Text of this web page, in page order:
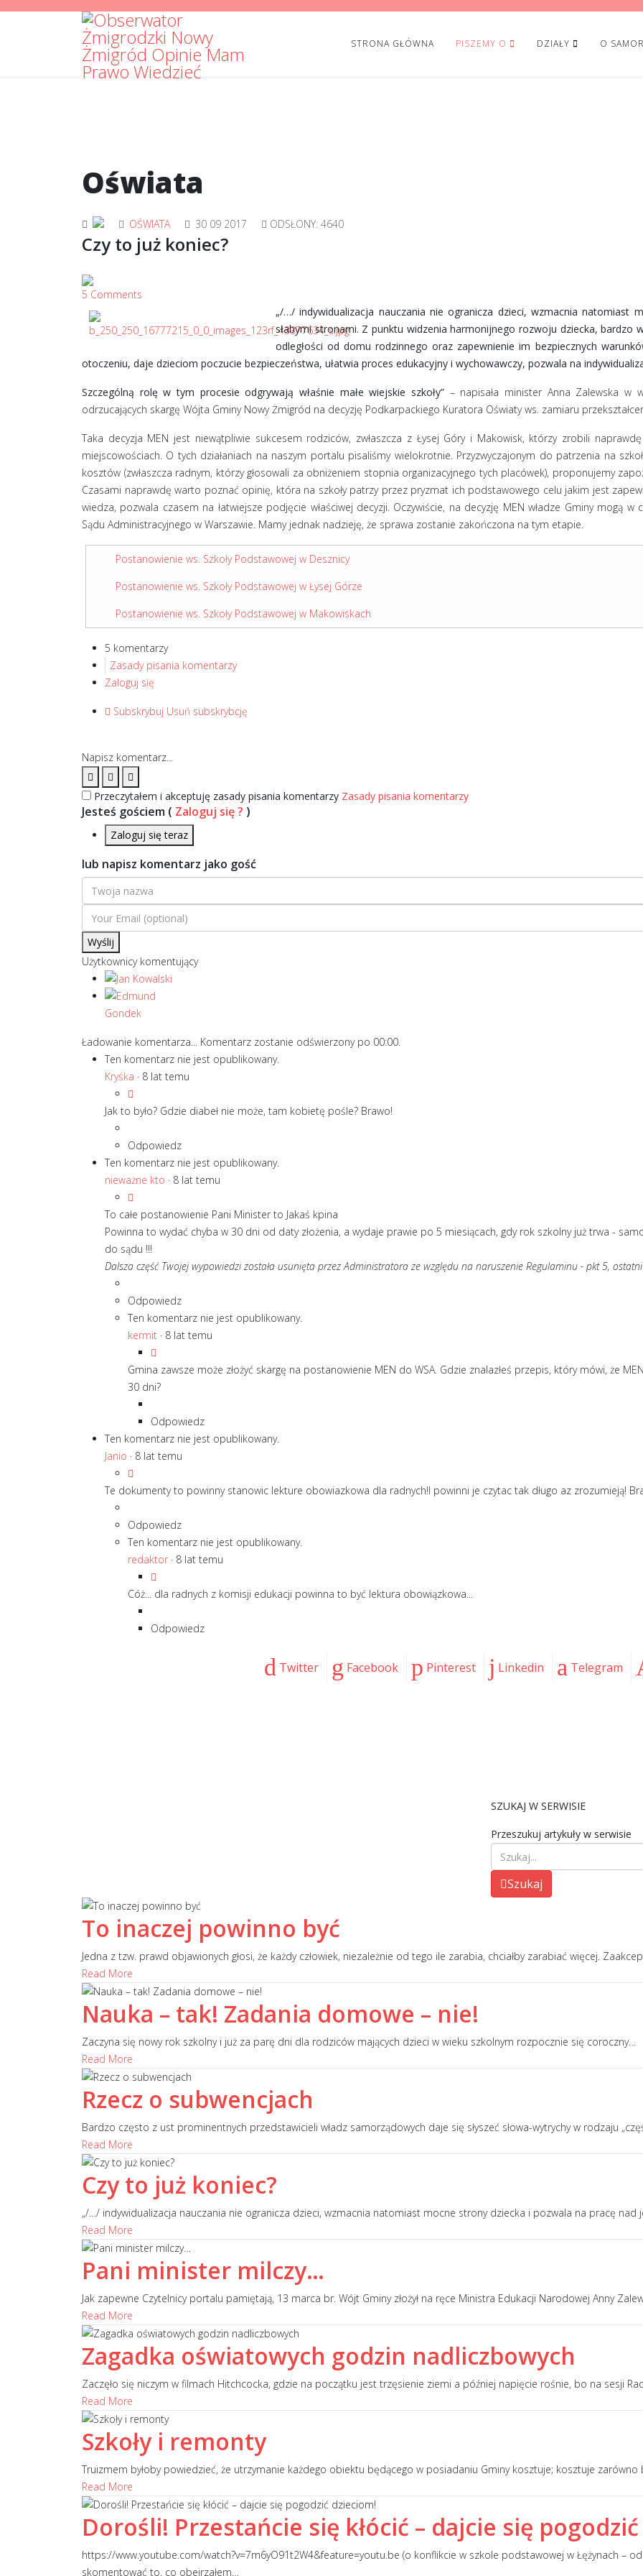
STRONA GŁÓWNA PISZEMY O DZIAŁY O
Oświata
OŚWIATA 30 09 2017 ODSŁONY: 4640
Czy to już koniec?
5 Comments
„/…/ indywidualizacja nauczania nie ogranicza dzieci, wzmacnia natomiast
słabymi stronami. Z punktu widzenia harmonijnego rozwoju dziecka, bardzo
odległości od domu rodzinnego oraz zapewnienie im bezpiecznych
otoczeniu, daje dzieciom poczucie bezpieczeństwa, ułatwia proces edukacyjny i wychowawczy, pozwala na
Szczególną rolę w tym procesie odgrywają właśnie małe wiejskie szkoły” – napisała minister Anna Zalewska w
odrzucających skargę Wójta Gminy Nowy Żmigród na decyzję Podkarpackiego Kuratora Oświaty ws. zamiaru
Taka decyzja MEN jest niewątpliwie sukcesem rodziców, zwłaszcza z Łysej Góry i Makowisk, którzy zrobili
miejscowościach. O tych działaniach na naszym portalu pisaliśmy wielokrotnie. Przyzwyczajonym do patrzenia na
kosztów (zwłaszcza radnym, którzy głosowali za obniżeniem stopnia organizacyjnego tych placówek), proponujemy
Czasami naprawdę warto poznać opinię, która na szkoły patrzy przez pryzmat ich podstawowego celu jakim jest
wiedza, pozwala czasem na łatwiejsze podjęcie właściwej decyzji. Oczywiście, na decyzję MEN władze Gminy mogą
Sądu Administracyjnego w Warszawie. Mamy jednak nadzieję, że sprawa zostanie zakończona na tym etapie.
Postanowienie ws. Szkoły Podstawowej w Desznicy
Postanowienie ws. Szkoły Podstawowej w Łysej Górze
Postanowienie ws. Szkoły Podstawowej w Makowiskach
5 komentarzy
Zasady pisania komentarzy
Zaloguj się
Subskrybuj Usuń subskrybcję
Napisz komentarz...
Przeczytałem i akceptuję zasady pisania komentarzy Zasady pisania komentarzy
Jesteś gościem ( Zaloguj się ? )
Zaloguj się teraz
lub napisz komentarz jako gość
Wyślij
Użytkownicy komentujący
Ładowanie komentarza... Komentarz zostanie odświerzony po 00:00.
Ten komentarz nie jest opublikowany.
Kryśka · 8 lat temu
Jak to było? Gdzie diabeł nie może, tam kobietę pośle? Brawo!
Odpowiedz
Ten komentarz nie jest opublikowany.
nieważne kto · 8 lat temu
To całe postanowienie Pani Minister to Jakaś kpina
Powinna to wydać chyba w 30 dni od daty złożenia, a wydaje prawie po 5 miesiącach, gdy rok szkolny już trwa -
do sądu !!!
Dalsza część Twojej wypowiedzi została usunięta przez Administratora ze względu na naruszenie Regulaminu - pkt 5,
Odpowiedz
Ten komentarz nie jest opublikowany.
kermit · 8 lat temu
Gmina zawsze może złożyć skargę na postanowienie MEN do WSA. Gdzie znalazłeś przepis, który mówi, że
30 dni?
Odpowiedz
Ten komentarz nie jest opublikowany.
Janio · 8 lat temu
Te dokumenty to powinny stanowic lekture obowiazkowa dla radnych!I powinni je czytac tak długo az zrozumieją!
Odpowiedz
Ten komentarz nie jest opublikowany.
redaktor · 8 lat temu
Cóż... dla radnych z komisji edukacji powinna to być lektura obowiązkowa...
Odpowiedz
Twitter Facebook Pinterest Linkedin Telegram
SZUKAJ W SERWISIE
Przeszukuj artykuły w serwisie
Szukaj
To inaczej powinno być
Jedna z tzw. prawd objawionych głosi, że każdy człowiek, niezależnie od tego ile zarabia, chciałby zarabiać więcej.
Read More
Nauka – tak! Zadania domowe – nie!
Zaczyna się nowy rok szkolny i już za parę dni dla rodziców mających dzieci w wieku szkolnym rozpocznie się coroczny…
Read More
Rzecz o subwencjach
Bardzo często z ust prominentnych przedstawicieli władz samorządowych daje się słyszeć słowa-wytrychy w rodzaju
Read More
Czy to już koniec?
„/…/ indywidualizacja nauczania nie ogranicza dzieci, wzmacnia natomiast mocne strony dziecka i pozwala na pracę nad
Read More
Pani minister milczy…
Jak zapewne Czytelnicy portalu pamiętają, 13 marca br. Wójt Gminy złożył na ręce Ministra Edukacji Narodowej Anny
Read More
Zagadka oświatowych godzin nadliczbowych
Zaczęło się niczym w filmach Hitchcocka, gdzie na początku jest trzęsienie ziemi a później napięcie rośnie, bo na sesji
Read More
Szkoły i remonty
Truizmem byłoby powiedzieć, że utrzymanie każdego obiektu będącego w posiadaniu Gminy kosztuje; kosztuje
Read More
Dorośli! Przestańcie się kłócić – dajcie się
https://www.youtube.com/watch?v=7m6yO91t2W4&feature=youtu.be (o konflikcie w szkole podstawowej w Łężynach –
skomentować to, co obejrzałem…